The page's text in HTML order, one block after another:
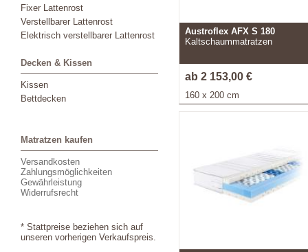
Fixer Lattenrost
Verstellbarer Lattenrost
Elektrisch verstellbarer Lattenrost
Decken & Kissen
Kissen
Bettdecken
Matratzen kaufen
Versandkosten
Zahlungsmöglichkeiten
Gewährleistung
Widerrufsrecht
* Stattpreise beziehen sich auf
unseren vorherigen Verkaufspreis.
Austroflex AFX S 180
Kaltschaummatratzen
ab 2 153,00 €
160 x 200 cm